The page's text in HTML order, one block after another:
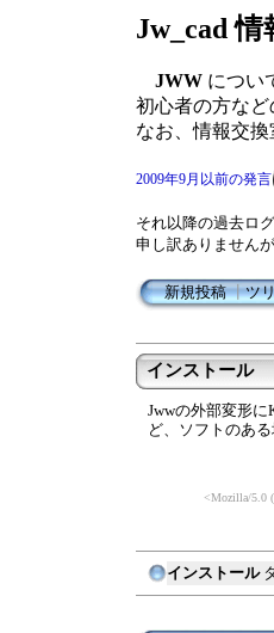
Jw_cad
JWW につい
初心者の方など
なお、情報交
2009年9月以前の発言
それ以降の過去ロ
申し訳ありません
新規投稿┃ツ
インストール
Jwwの外部変形
ど、ソフトのあ
<Mozilla/5.0
インストール